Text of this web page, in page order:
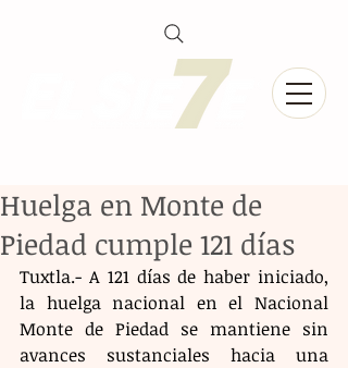
Huelga en Monte de
Piedad cumple 121 días
Tuxtla.- A 121 días de haber iniciado,
la huelga nacional en el Nacional
Monte de Piedad se mantiene sin
avances sustanciales hacia una